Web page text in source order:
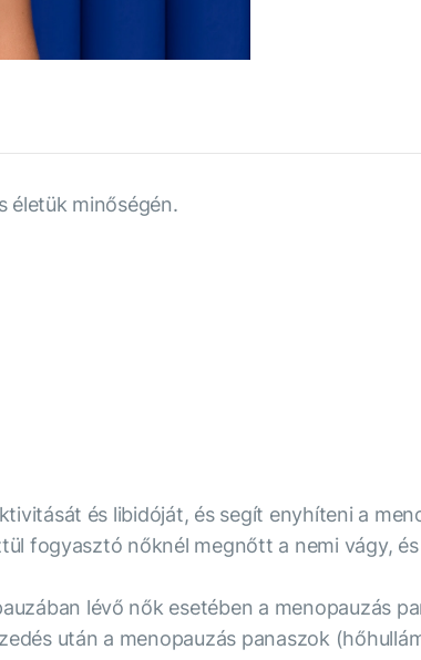
életük minőségén.
és libidóját, és segít enyhíteni a
fogyasztó nőknél megnőtt a nemi vágy,
lévő nők esetében a menopauzás
után a menopauzás panaszok